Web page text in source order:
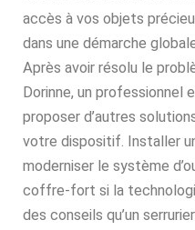
accès à vos objets
dans une démarche
Après avoir résolu le
Dorinne, un professionnel
proposer d’autres
votre dispositif. Installer
moderniser le système
coffre-fort si la
des conseils qu’un